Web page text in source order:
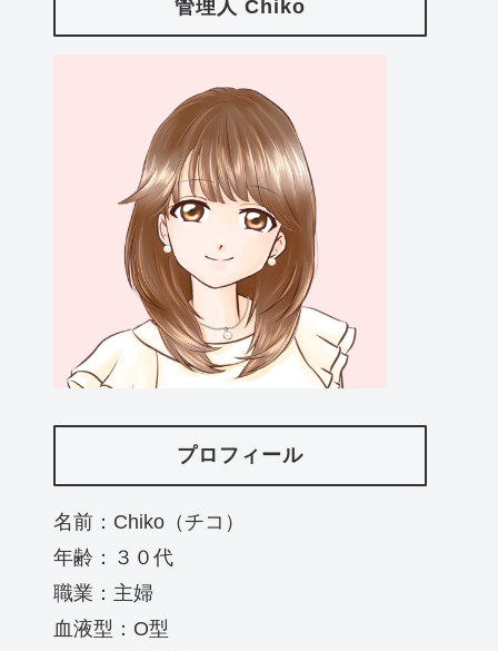
管理人 Chiko
プロフィール
名前：Chiko（チコ）
年齢：３０代
職業：主婦
血液型：O型